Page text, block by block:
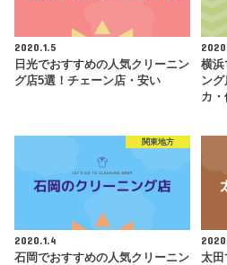
2020.1.5
日光でおすすめの人気クリーニン
グ店5選！チェーン店・安い
横浜
ン
カ
関東地方
2020.1.4
石岡でおすすめの人気クリーニン
太田